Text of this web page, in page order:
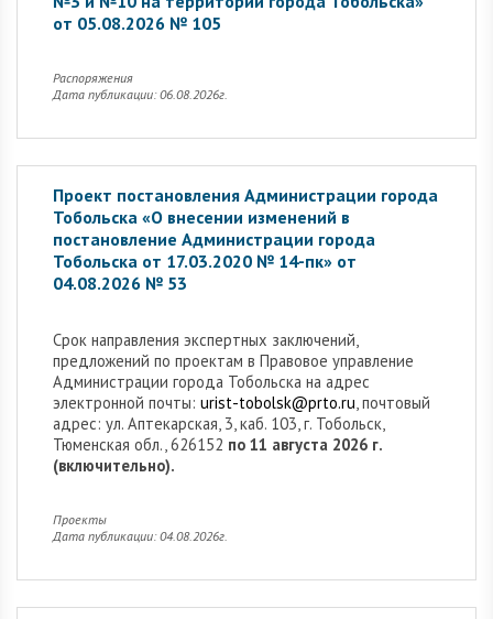
от 05.08.2026 № 105
Распоряжения
Дата публикации: 06.08.2026г.
Проект постановления Администрации города
Тобольска «О внесении изменений в
постановление Администрации города
Тобольска от 17.03.2020 № 14-пк» от
04.08.2026 № 53
Cрок направления экспертных заключений,
предложений по проектам в Правовое управление
Администрации города Тобольска на адрес
электронной почты: urist-tobolsk@prto.ru, почтовый
адрес: ул. Аптекарская, 3, каб. 103, г. Тобольск,
Тюменская обл., 626152 по 11 августа 2026 г.
(включительно).
Проекты
Дата публикации: 04.08.2026г.